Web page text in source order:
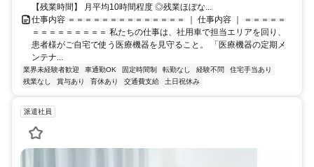
【残業時間】 月平均10時間程度 ◎残業ほぼな...
仕事内容 ＝＝＝＝＝＝＝＝＝＝＝＝＝＝ ｜ 仕事内容 ｜ ＝＝＝＝＝
＝＝＝＝＝＝＝＝＝ 私たちの仕事は、社用車で担当エリアを回り、
患者様がご自宅で使う医療機器を見守ること。 「医療機器の定期メ
ンテナ...
業界未経験者歓迎 車通勤OK 固定時間制 転勤なし 経験不問
住宅手当あり
残業なし
賞与あり 育休あり 交通費支給 土日祝休み
派遣社員